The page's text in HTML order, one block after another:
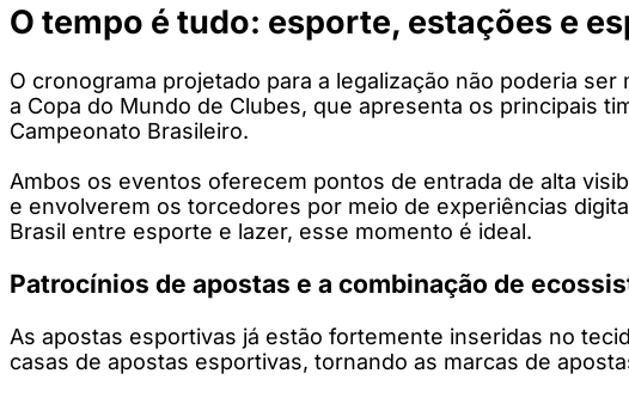
O tempo é tudo: esporte, estações e
O cronograma projetado para a legalização não poderia
a Copa do Mundo de Clubes, que apresenta os principais
Campeonato Brasileiro.
Ambos os eventos oferecem pontos de entrada de alta
e envolverem os torcedores por meio de experiências
Brasil entre esporte e lazer, esse momento é ideal.
Patrocínios de apostas e a combinação de
As apostas esportivas já estão fortemente inseridas no
casas de apostas esportivas, tornando as marcas de